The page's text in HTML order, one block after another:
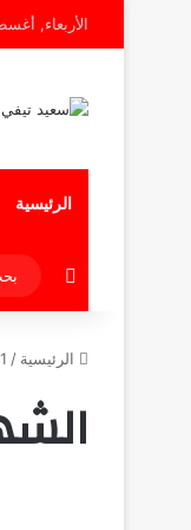
الأربعاء, أغسطس
الرئيسية
إضافة
الرئيسية /